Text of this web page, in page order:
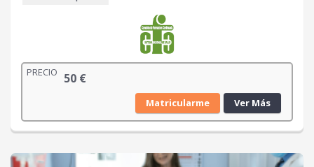
PRECIO 50 €
Matricularme Ver Más